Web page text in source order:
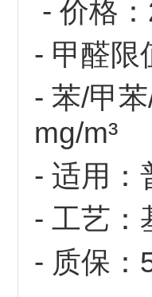
- 价格
- 甲醛限
- 苯/甲苯
mg/m³
- 适用：
- 工艺：
- 质保：